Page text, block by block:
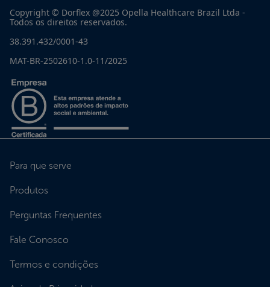
Copyright © Dorflex @2025 Opella Healthcare Brazil Ltda -
Todos os direitos reservados.
38.391.432/0001-43
MAT-BR-2502610-1.0-11/2025
Para que serve
Produtos
Perguntas Frequentes
Fale Conosco
Termos e condições